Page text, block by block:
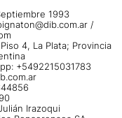
1993
/
4, La Plata; Provincia
+5492215031783
Irazoqui